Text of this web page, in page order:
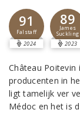
91
Falstaff
2024
89
James
Suckling
2023
Château Poitevin
producenten in
ligt tamelijk ver
Médoc en het is